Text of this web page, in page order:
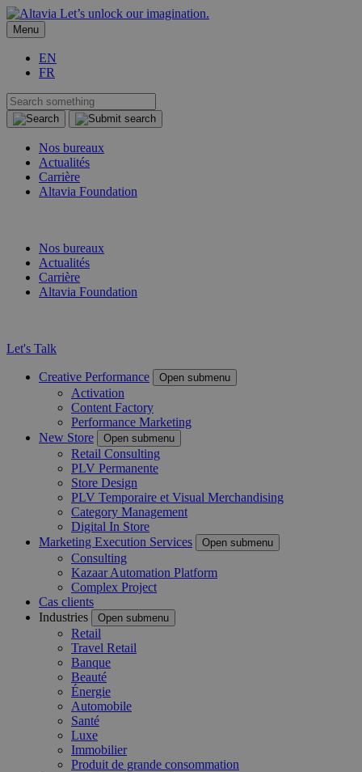
Let’s unlock our imagination.
Menu
EN
FR
Nos bureaux
Actualités
Carrière
Altavia Foundation
Nos bureaux
Actualités
Carrière
Altavia Foundation
Let's Talk
Creative Performance Open submenu
Activation
Content Factory
Performance Marketing
New Store
Open submenu
Retail Consulting
PLV Permanente
Store Design
PLV Temporaire et Visual Merchandising
Category Management
Digital In Store
Marketing Execution Services
Open submenu
Consulting
Kazaar Automation Platform
Complex Project
Cas clients
Industries
Open submenu
Retail
Travel Retail
Banque
Beauté
Énergie
Automobile
Santé
Luxe
Immobilier
Produit de grande consommation